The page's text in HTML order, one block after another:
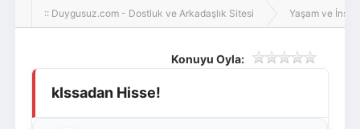
Giriş Yap
hoş geldin ziyaretçi! Aramıza katılmak istersen kayıt
:: Duygusuz.com - Dostluk ve Arkadaşlık Sitesi Yaşam ve İnsan
Konuyu Oyla:
kIssadan Hisse!